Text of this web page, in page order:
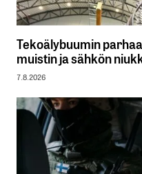
Tekoälybuumin
muistin ja sähkön
7.8.2026